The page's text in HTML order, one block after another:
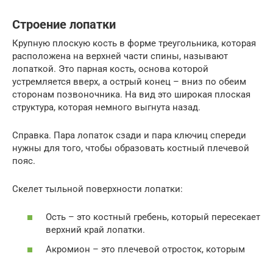
Строение лопатки
Крупную плоскую кость в форме треугольника, которая
расположена на верхней части спины, называют
лопаткой. Это парная кость, основа которой
устремляется вверх, а острый конец – вниз по обеим
сторонам позвоночника. На вид это широкая плоская
структура, которая немного выгнута назад.
Справка. Пара лопаток сзади и пара ключиц спереди
нужны для того, чтобы образовать костный плечевой
пояс.
Скелет тыльной поверхности лопатки:
Ость – это костный гребень, который пересекает
верхний край лопатки.
Акромион – это плечевой отросток, которым